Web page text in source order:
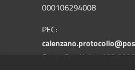
000106294008
PEC:
Centralino Unico: 055